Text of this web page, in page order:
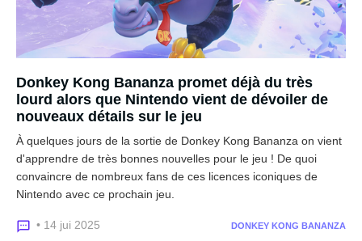
Donkey Kong Bananza promet déjà du très
lourd alors que Nintendo vient de dévoiler de
nouveaux détails sur le jeu
À quelques jours de la sortie de Donkey Kong Bananza on vient
d'apprendre de très bonnes nouvelles pour le jeu ! De quoi
convaincre de nombreux fans de ces licences iconiques de
Nintendo avec ce prochain jeu.
• 14 jui 2025 DONKEY KONG BANANZA